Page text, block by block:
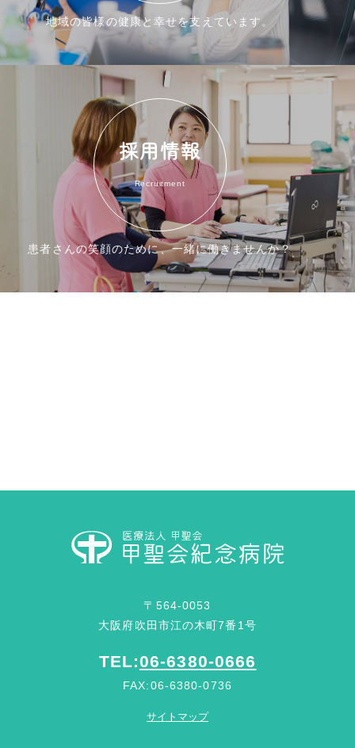
地域の皆様の健康と幸せを支えています。
採用情報
Recruitment
患者さんの笑顔のために、一緒に働きませんか？
〒564-0053
大阪府吹田市江の木町7番1号
TEL:06-6380-0666
FAX:06-6380-0736
サイトマップ